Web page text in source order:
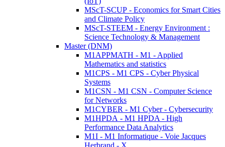
MScT-SCUP - Economics for Smart Cities
and Climate Policy
MScT-STEEM - Energy Environment :
Science Technology & Management
Master (DNM)
M1APPMATH - M1 - Applied
Mathematics and statistics
M1CPS - M1 CPS - Cyber Physical
Systems
M1CSN - M1 CSN - Computer Science
for Networks
M1CYBER - M1 Cyber - Cybersecurity
M1HPDA - M1 HPDA - High
Performance Data Analytics
M1I - M1 Informatique - Voie Jacques
Herbrand - X